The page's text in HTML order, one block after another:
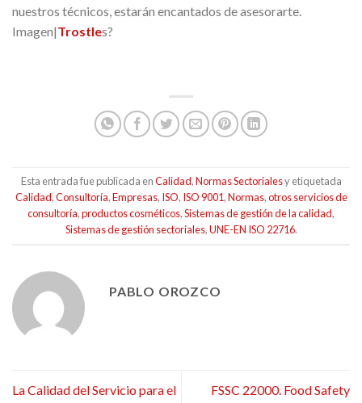
nuestros técnicos, estarán encantados de asesorarte.
Imagen|Trostles?
Esta entrada fue publicada enCalidad,Normas Sectorialesy etiquetada
Calidad,Consultoría,Empresas, ISO, ISO 9001,Normas,otros servicios de
consultoría,productos cosméticos,Sistemas de gestión de la calidad,
Sistemas de gestión sectoriales,UNE-EN ISO 22716.
PABLO OROZCO
La Calidad del Servicio para el
FSSC 22000. Food Safety